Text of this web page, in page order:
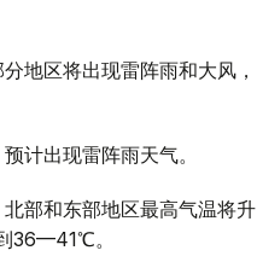
地区将出现雷阵雨和大风，
计出现雷阵雨天气。
部和东部地区最高气温将升
36—41℃。